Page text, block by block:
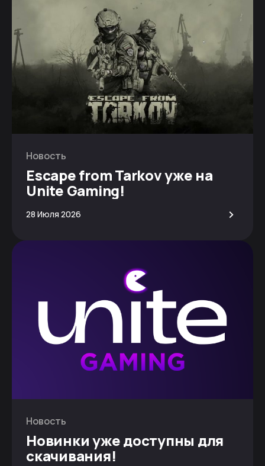
Новость
Escape from Tarkov уже на
Unite Gaming!
28 Июля 2026 >
Новость
Новинки уже доступны для
скачивания!